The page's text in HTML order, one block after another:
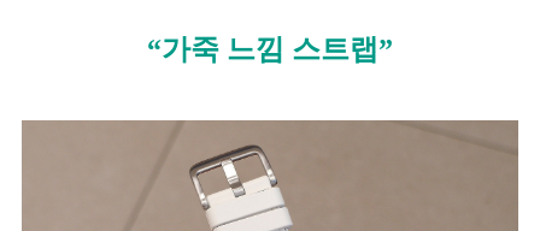
“가죽 느낌 스트랩”